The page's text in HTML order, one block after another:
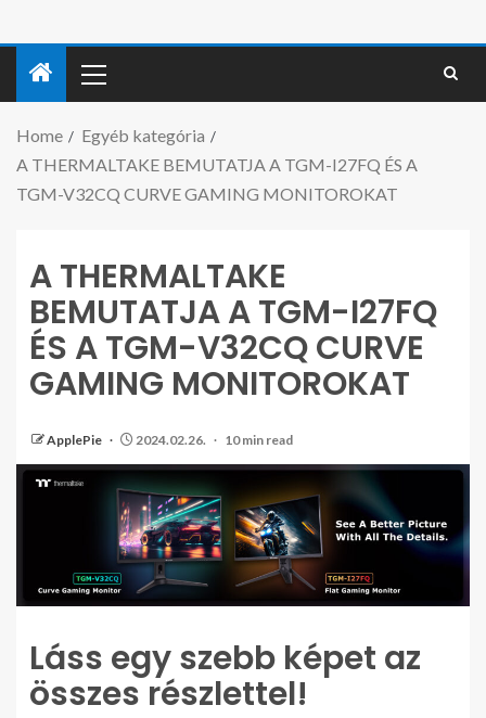
Home
Egyéb kategória
A THERMALTAKE BEMUTATJA A TGM-I27FQ ÉS A
TGM-V32CQ CURVE GAMING MONITOROKAT
A THERMALTAKE
BEMUTATJA A TGM-I27FQ
ÉS A TGM-V32CQ CURVE
GAMING MONITOROKAT
ApplePie 2024.02.26. 10 min read
Láss egy szebb képet az
összes részlettel!